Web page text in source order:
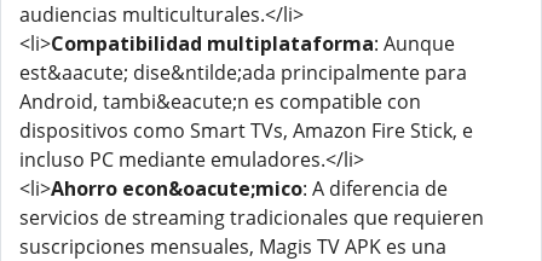
audiencias multiculturales.</li>
<li>Compatibilidad multiplataforma: Aunque
est&aacute; dise&ntilde;ada principalmente para
Android, tambi&eacute;n es compatible con
dispositivos como Smart TVs, Amazon Fire Stick, e
incluso PC mediante emuladores.</li>
<li>Ahorro econ&oacute;mico: A diferencia de
servicios de streaming tradicionales que requieren
suscripciones mensuales, Magis TV APK es una